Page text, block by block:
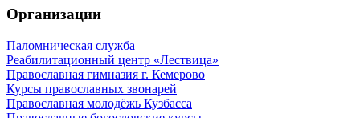
Организации
Паломническая служба
Реабилитационный центр «Лествица»
Православная гимназия г. Кемерово
Курсы православных звонарей
Православная молодёжь Кузбасса